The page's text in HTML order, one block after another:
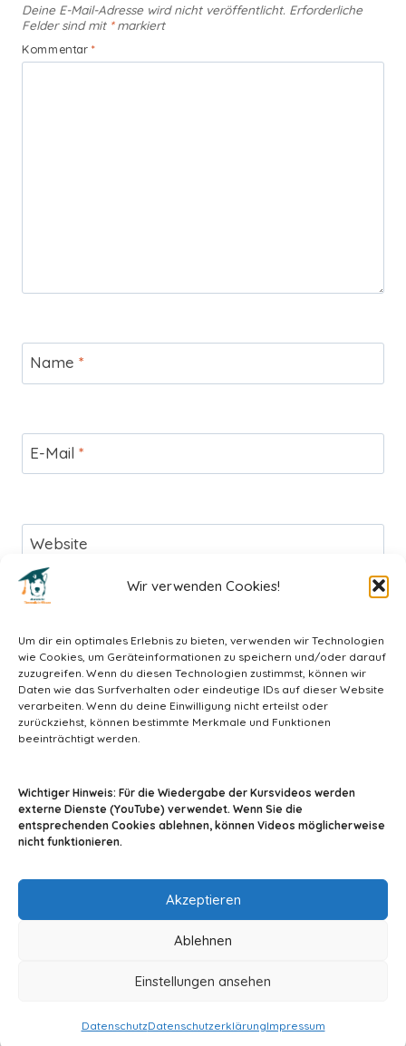
Wir verwenden Cookies!
Um dir ein optimales Erlebnis zu bieten, verwenden wir Technologien
wie Cookies, um Geräteinformationen zu speichern und/oder darauf
zuzugreifen. Wenn du diesen Technologien zustimmst, können wir
Daten wie das Surfverhalten oder eindeutige IDs auf dieser Website
verarbeiten. Wenn du deine Einwilligung nicht erteilst oder
zurückziehst, können bestimmte Merkmale und Funktionen
beeinträchtigt werden.
Wichtiger Hinweis: Für die Wiedergabe der Kursvideos werden
externe Dienste (YouTube) verwendet. Wenn Sie die
entsprechenden Cookies ablehnen, können Videos möglicherweise
nicht funktionieren.
Akzeptieren
Ablehnen
Einstellungen ansehen
DatenschutzDatenschutzerklärungImpressum
Deine E-Mail-Adresse wird nicht veröffentlicht. Erforderliche
Felder sind mit *markiert
Kommentar *
Name *
E-Mail *
Website
Alternative:
info@tiermedizin-wissen.de
© 2024 By A2Z-Soft